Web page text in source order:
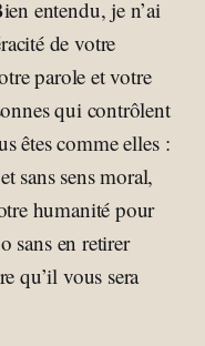
entendu, je n’ai
de votre
parole et votre
qui contrôlent
êtes comme elles :
sans sens moral,
humanité pour
sans en retirer
qu’il vous sera